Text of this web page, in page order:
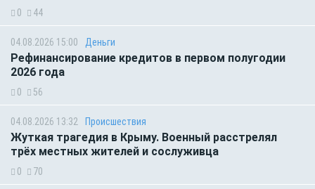
0 44
04.08.2026 15:00 Деньги
Рефинансирование кредитов в первом полугодии
2026 года
0 56
04.08.2026 13:32 Происшествия
Жуткая трагедия в Крыму. Военный расстрелял
трёх местных жителей и сослуживца
0 70